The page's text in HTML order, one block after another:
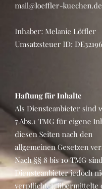
mail@loeffler-kuechen.de
Inhaber: Melanie Löffler
Umsatzsteuer ID:
Haftung für Inhalte
Als Diensteanbieter sind
7 Abs.1 TMG für eigene
diesen Seiten nach den
allgemeinen Gesetzen
Nach §§ 8 bis 10 TMG
Diensteanbieter jedoch
verpflichtet, übermittelte